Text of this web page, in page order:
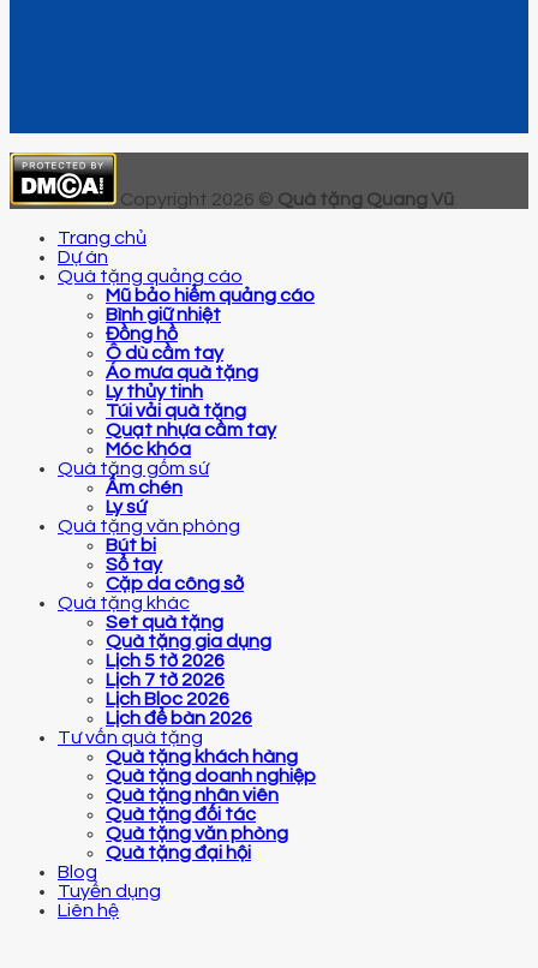
Copyright 2026 © Quà tặng Quang Vũ
Trang chủ
Dự án
Quà tặng quảng cáo
Mũ bảo hiểm quảng cáo
Bình giữ nhiệt
Đồng hồ
Ô dù cầm tay
Áo mưa quà tặng
Ly thủy tinh
Túi vải quà tặng
Quạt nhựa cầm tay
Móc khóa
Quà tặng gốm sứ
Ấm chén
Ly sứ
Quà tặng văn phòng
Bút bi
Sổ tay
Cặp da công sở
Quà tặng khác
Set quà tặng
Quà tặng gia dụng
Lịch 5 tờ 2026
Lịch 7 tờ 2026
Lịch Bloc 2026
Lịch để bàn 2026
Tư vấn quà tặng
Quà tặng khách hàng
Quà tặng doanh nghiệp
Quà tặng nhân viên
Quà tặng đối tác
Quà tặng văn phòng
Quà tặng đại hội
Blog
Tuyển dụng
Liên hệ